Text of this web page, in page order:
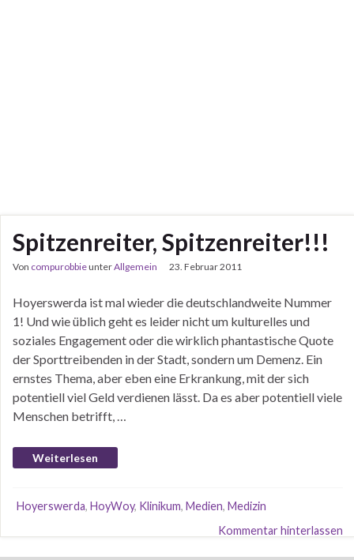
Spitzenreiter, Spitzenreiter!!!
Von compurobbieunterAllgemein 23. Februar 2011
Hoyerswerda ist mal wieder die deutschlandweite Nummer
1! Und wie üblich geht es leider nicht um kulturelles und
soziales Engagement oder die wirklich phantastische Quote
der Sporttreibenden in der Stadt, sondern um Demenz. Ein
ernstes Thema, aber eben eine Erkrankung, mit der sich
potentiell viel Geld verdienen lässt. Da es aber potentiell viele
Menschen betrifft, …
Weiterlesen
Hoyerswerda, HoyWoy, Klinikum, Medien, Medizin
Kommentar hinterlassen